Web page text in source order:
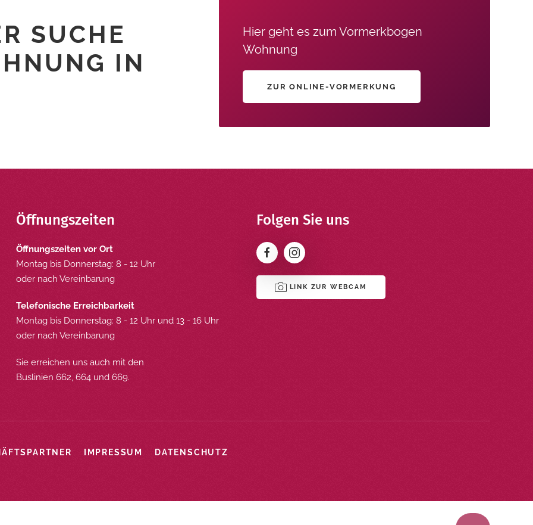
SUCHE
IN
Hier geht es zum Vormerkbogen
Wohnung
ZUR ONLINE-VORMERKUNG
Öffnungszeiten
Öffnungszeiten vor Ort
Montag bis Donnerstag: 8 - 12 Uhr
oder nach Vereinbarung
Telefonische Erreichbarkeit
Montag bis Donnerstag: 8 - 12 Uhr und 13 - 16 Uhr
oder nach Vereinbarung
Sie erreichen uns auch mit den
Buslinien 662, 664 und 669.
Folgen Sie uns
LINK ZUR WEBCAM
IMPRESSUM DATENSCHUTZ